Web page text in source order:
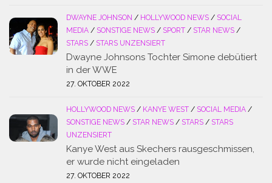
DWAYNE JOHNSON / HOLLYWOOD NEWS / SOCIAL
MEDIA / SONSTIGE NEWS / SPORT / STAR NEWS /
STARS / STARS UNZENSIERT
Dwayne Johnsons Tochter Simone debütiert
in der WWE
27. OKTOBER 2022
HOLLYWOOD NEWS / KANYE WEST / SOCIAL MEDIA /
SONSTIGE NEWS / STAR NEWS / STARS / STARS
UNZENSIERT
Kanye West aus Skechers rausgeschmissen,
er wurde nicht eingeladen
27. OKTOBER 2022